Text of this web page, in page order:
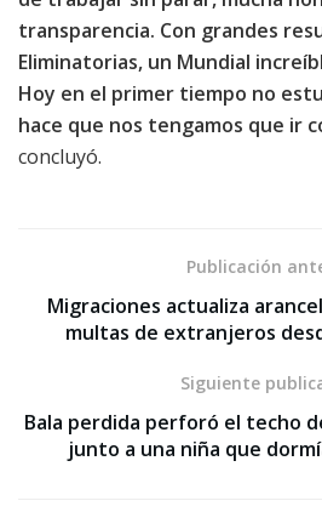
transparencia. Con grandes
Eliminatorias, un Mundial
Hoy en el primer tiempo no
hace que nos tengamos que ir
concluyó.
Publicación
Migraciones actualiza
multas de extranjeros
Siguiente
Bala perdida perforó el techo
junto a una niña que